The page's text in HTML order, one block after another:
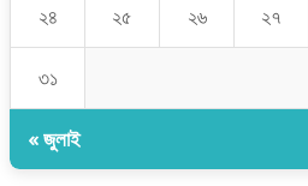
২৪ ২৫ ২৬ ২৭
৩১
« জুলাই